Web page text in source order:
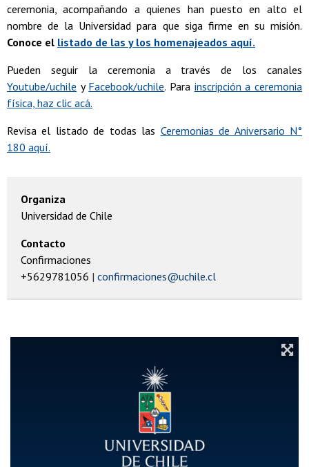
ceremonia, acompañando a quienes han puesto en alto el
nombre de la Universidad para que siga firme en su misión.
Conoce el listado de las y los homenajeados aquí.
Pueden seguir la ceremonia a través de los canales
Youtube/uchile y Facebook/uchile. Para inscripción a ceremonia
física, haz clic acá.
Revisa el listado de todas las Ceremonias de Aniversario N°
180 aquí.
Organiza
Universidad de Chile
Contacto
Confirmaciones
+5629781056
confirmaciones@uchile.cl